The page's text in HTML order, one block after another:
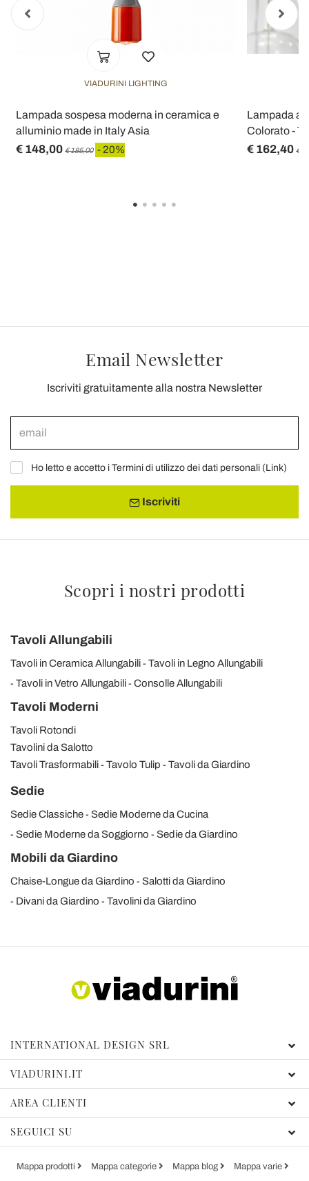
VIADURINI LIGHTING
Lampada sospesa moderna in ceramica e
alluminio made in Italy Asia
€ 148,00 € 185,00 - 20%
Lampada a
Colorato -
€ 162,40 €
Email Newsletter
Iscriviti gratuitamente alla nostra Newsletter
Ho letto e accetto i Termini di utilizzo dei dati personali (Link)
Iscriviti
Scopri i nostri prodotti
Tavoli Allungabili
Tavoli in Ceramica Allungabili
Tavoli in Legno Allungabili
Tavoli in Vetro Allungabili
Consolle Allungabili
Tavoli Moderni
Tavoli Rotondi
Tavolini da Salotto
Tavoli Trasformabili
Tavolo Tulip Tavoli da Giardino
Sedie
Sedie Classiche
Sedie Moderne da Cucina
Sedie Moderne da Soggiorno
Sedie da Giardino
Mobili da Giardino
Chaise-Longue da Giardino
Salotti da Giardino
Divani da Giardino
Tavolini da Giardino
INTERNATIONAL DESIGN SRL
VIADURINI.IT
AREA CLIENTI
SEGUICI SU
Mappa prodotti Mappa categorie Mappa blog Mappa varie